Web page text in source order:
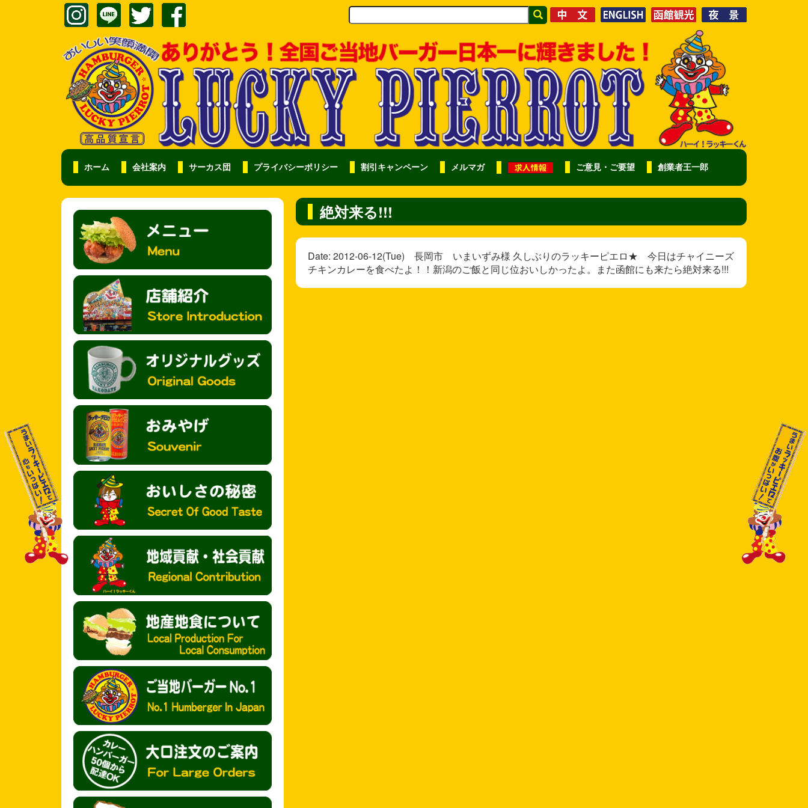
ホーム 会社案内 サーカス団 プライバシーポリシー 割引キャンペーン メルマガ ご意見・ご要望 創業者王一郎
絶対来る!!!
Date: 2012-06-12(Tue) 長岡市 いまいずみ様 久しぶりのラッキーピエロ★ 今日はチャイニーズ
チキンカレーを食べたよ！！新潟のご飯と同じ位おいしかったよ。また函館にも来たら絶対来る!!!